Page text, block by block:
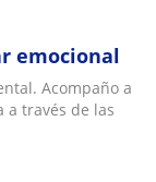
emocional
Acompaño a
a través de las